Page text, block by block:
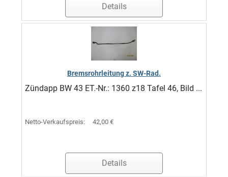
Details
Bremsrohrleitung z. SW-Rad.
Zündapp BW 43 ET.-Nr.: 1360 z18 Tafel 46, Bild ...
Netto-Verkaufspreis: 42,00 €
Details